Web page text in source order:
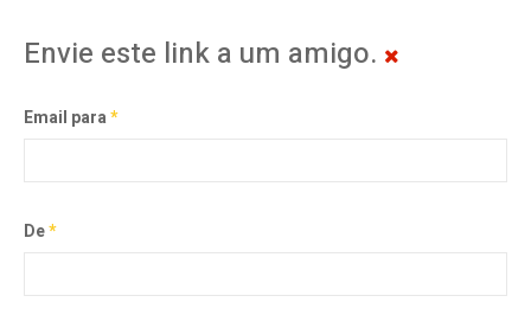
Envie este link a um amigo.
Email para*
De*